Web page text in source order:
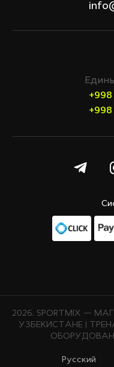
+998
+998
2026. SPORTMIX —
УЗБЕКИСТАНЕ |
Русcкий